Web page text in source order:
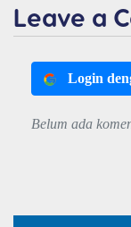
Leave a
Login
Belum ada